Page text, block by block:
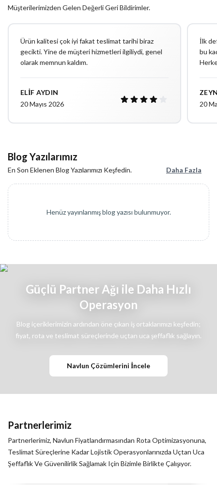
Müşterilerimizden Gelen Değerli Geri Bildirimler.
Ürün kalitesi çok iyi fakat teslimat tarihi biraz
gecikti. Yine de müşteri hizmetleri ilgiliydi, genel
olarak memnun kaldım.
ELIF AYDIN
20 Mayıs 2026
İlk
bu
20
Blog Yazılarımız
En Son Eklenen Blog Yazılarımızı Keşfedin. Daha Fazla
Henüz yayınlanmış blog yazısı bulunmuyor.
Güçlü Partner Ağı ile Daha Hızlı
Operasyon
Blog içeriklerimizin ardından öne çıkan iş ortaklarımızı keşfedin;
fiyat, rota ve teslimat süreçlerinde uçtan uca şeffaflık sağlayın.
Navlun Çözümlerini İncele
Partnerlerimiz
Partnerlerimiz, Navlun Fiyatlandırmasından Rota Optimizasyonuna,
Teslimat Süreçlerine Kadar Lojistik Operasyonlarınızda Uçtan Uca
Şeffaflık Ve Güvenilirlik Sağlamak Için Bizimle Birlikte Çalışıyor.